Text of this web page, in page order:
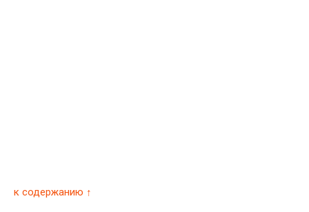
к содержанию ↑